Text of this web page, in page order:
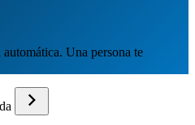
Una persona te